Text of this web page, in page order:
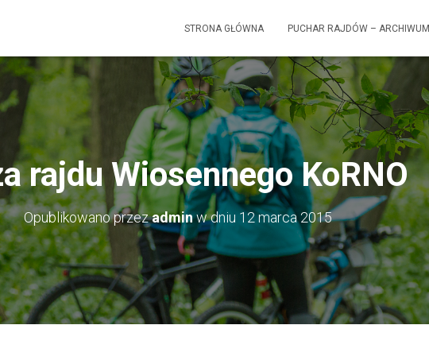
STRONA GŁÓWNA PUCHAR RAJDÓW – ARCHIWUM
rajdu Wiosennego KoRNO
Opublikowano przezadminw dniu 12 marca 2015